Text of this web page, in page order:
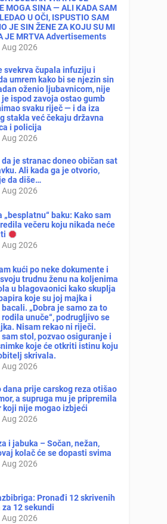
MOGA SINA — ALI KADA SAM
U OČI, ISPUSTIO SAM
JE SIN ŽENE ZA KOJU SU MI
JE MRTVA Advertisements
Aug 2026
svekrva čupala infuziju i
umrem kako bi se njezin sin
oženio ljubavnicom, nije
je ispod zavoja ostao gumb
svaku riječ — i da iza
stakla već čekaju državna
i policija
Aug 2026
je stranac doneo običan sat
Ali kada ga je otvorio,
da diše…
Aug 2026
„besplatnu“ baku: Kako sam
večeru koju nikada neće
Aug 2026
kući po neke dokumente i
trudnu ženu na koljenima
u blagovaonici kako skuplja
koje su joj majka i
„Dobra je samo za to
unuče“, podrugljivo se
Nisam rekao ni riječi.
sam stol, pozvao osiguranje i
koje će otkriti istinu koju
skrivala.
Aug 2026
dana prije carskog reza otišao
a supruga mu je pripremila
koji nije mogao izbjeći
Aug 2026
i jabuka – Sočan, nežan,
kolač će se dopasti svima
Aug 2026
Pronađi 12 skrivenih
12 sekundi
Aug 2026